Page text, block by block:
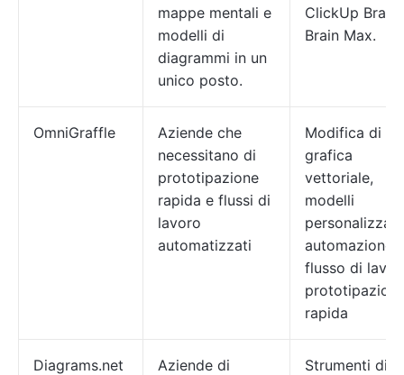
mappe mentali e
modelli di
diagrammi in un
unico posto.
ClickUp Brain
Brain Max.
OmniGraffle
Aziende che
necessitano di
prototipazione
rapida e flussi di
lavoro
automatizzati
Modifica di
grafica
vettoriale,
modelli
automazione
flusso di
rapida
Diagrams.net
Aziende di
Strumenti di